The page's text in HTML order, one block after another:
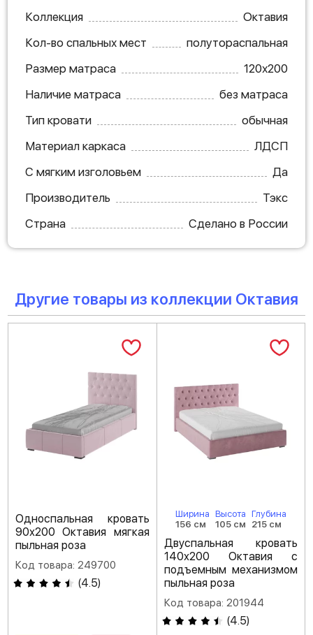
Коллекция
Октавия
Кол-во спальных мест
полутораспальная
Размер матраса
120х200
Наличие матраса
без матраса
Тип кровати
обычная
Материал каркаса
ЛДСП
С мягким изголовьем
Да
Производитель
Тэкс
Страна
Сделано в России
Другие товары из коллекции Октавия
Односпальная кровать
90х200 Октавия мягкая
пыльная роза
Код товара: 249700
(4.5)
Ширина
156 см
Высота
105 см
Глубина
215 см
Двуспальная кровать
140х200 Октавия с
подъемным механизмом
пыльная роза
Код товара: 201944
(4.5)